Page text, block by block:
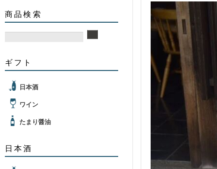
商品検索
ギフト
日本酒
ワイン
たまり醤油
日本酒